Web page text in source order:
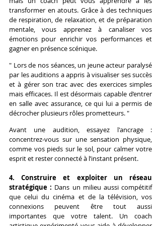
transformer en atouts. Grâce à des techniques
de respiration, de relaxation, et de préparation
mentale, vous apprenez à canaliser vos
émotions pour enrichir vos performances et
gagner en présence scénique.
" Lors de nos séances, un jeune acteur paralysé
par les auditions a appris à visualiser ses succès
et à gérer son trac avec des exercices simples
mais efficaces. Il est désormais capable d’entrer
en salle avec assurance, ce qui lui a permis de
décrocher plusieurs rôles prometteurs. "
Avant une audition, essayez l'ancrage :
concentrez-vous sur une sensation physique,
comme vos pieds sur le sol, pour calmer votre
esprit et rester connecté à l’instant présent.
4. Construire et exploiter un réseau
stratégique : Dans un milieu aussi compétitif
que celui du cinéma et de la télévision, vos
connexions peuvent être tout aussi
importantes que votre talent. Un coach